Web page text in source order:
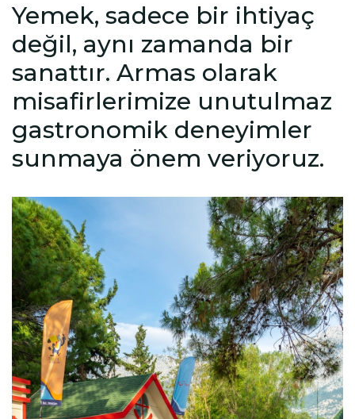
Yemek, sadece bir ihtiyaç
değil, aynı zamanda bir
sanattır. Armas olarak
misafirlerimize unutulmaz
gastronomik deneyimler
sunmaya önem veriyoruz.